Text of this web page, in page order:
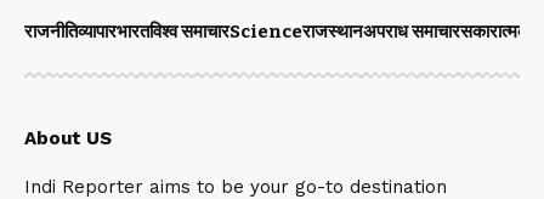
राजनीतिव्यापारभारतविश्व समाचारScienceराजस्थानअपराध समाचारसकारात्मक
About US
Indi Reporter aims to be your go-to destination